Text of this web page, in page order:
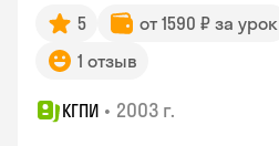
5 от 1590 ₽ за урок
1 отзыв
КГПИ • 2003 г.